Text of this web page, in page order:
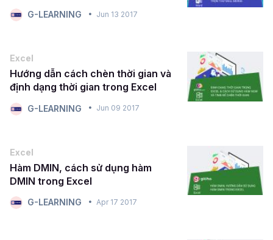
G-LEARNING Jun 13 2017
Excel
Hướng dẫn cách chèn thời gian và
định dạng thời gian trong Excel
G-LEARNING Jun 09 2017
Excel
Hàm DMIN, cách sử dụng hàm
DMIN trong Excel
G-LEARNING Apr 17 2017